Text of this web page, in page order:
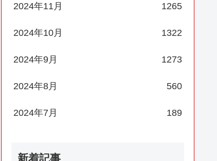
2024年11月 1265
2024年10月 1322
2024年9月 1273
2024年8月 560
2024年7月 189
新着記事